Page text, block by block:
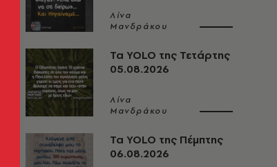
Λίνα
Μανδράκου
Τα YOLO της Τετάρτης
05.08.2026
Λίνα
Μανδράκου
Τα YOLO της Πέμπτης
06.08.2026